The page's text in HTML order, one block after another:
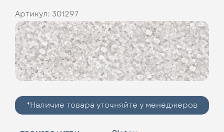
Артикул: 301297
*Наличие товара уточняйте у менеджеров